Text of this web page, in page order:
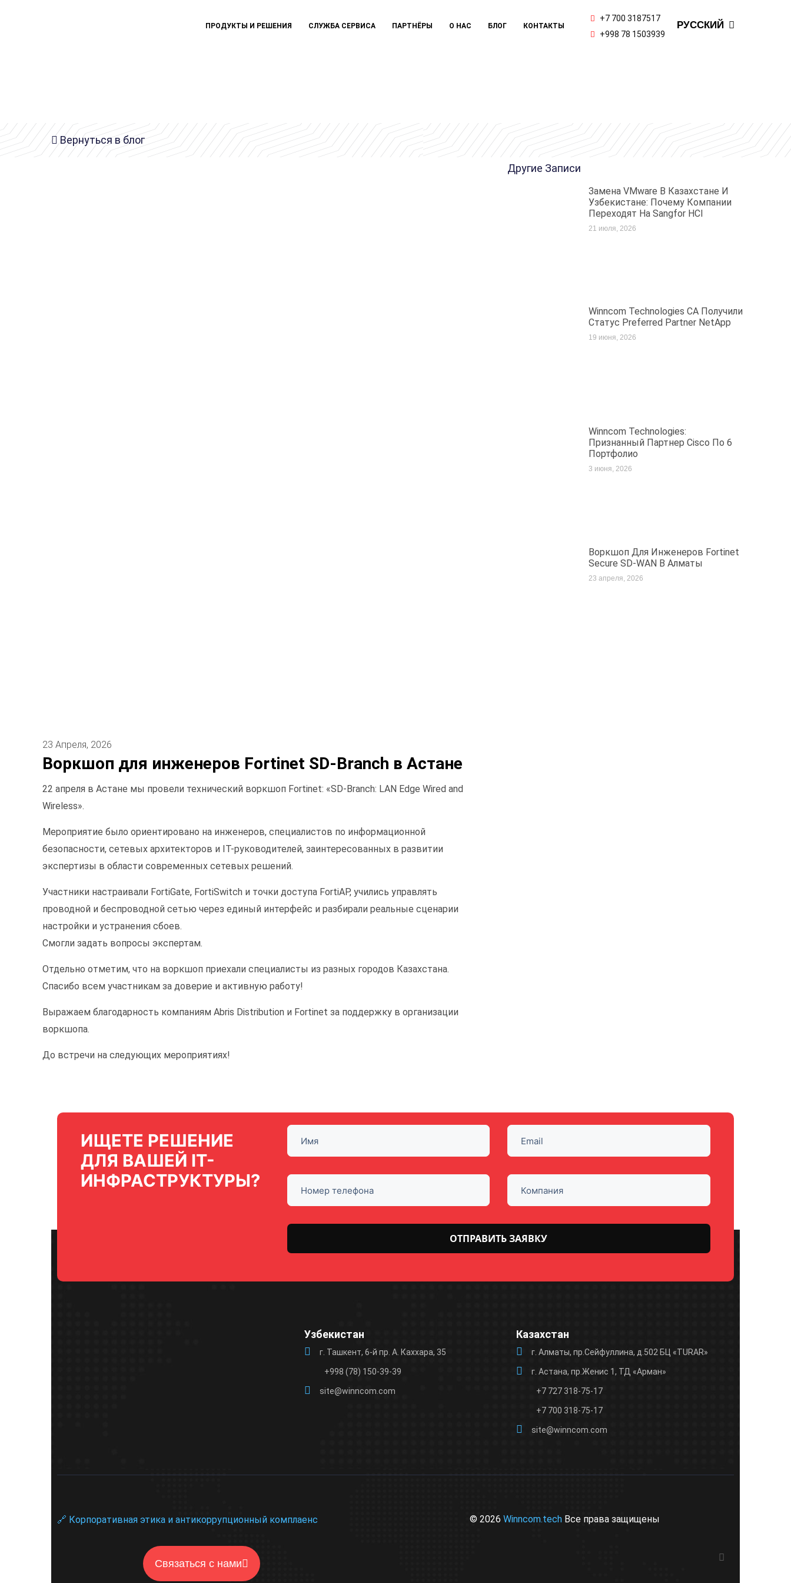
ПРОДУКТЫ И РЕШЕНИЯ СЛУЖБА СЕРВИСА ПАРТНЁРЫ О НАС БЛОГ КОНТАКТЫ
+7 700 3187517
+998 78 1503939
РУССКИЙ
ҚАЗАҚ ТІЛІ
Вернуться в блог
23 Апреля, 2026
Воркшоп для инженеров Fortinet SD-Branch в Астане
22 апреля в Астане мы провели технический воркшоп Fortinet: «SD-Branch: LAN Edge Wired and
Wireless».
Мероприятие было ориентировано на инженеров, специалистов по информационной
безопасности, сетевых архитекторов и IT-руководителей, заинтересованных в развитии
экспертизы в области современных сетевых решений.
Участники настраивали FortiGate, FortiSwitch и точки доступа FortiAP, учились управлять
проводной и беспроводной сетью через единый интерфейс и разбирали реальные сценарии
настройки и устранения сбоев.
Смогли задать вопросы экспертам.
Отдельно отметим, что на воркшоп приехали специалисты из разных городов Казахстана.
Спасибо всем участникам за доверие и активную работу!
Выражаем благодарность компаниям Abris Distribution и Fortinet за поддержку в организации
воркшопа.
До встречи на следующих мероприятиях!
Другие Записи
Замена VMware В Казахстане И
Узбекистане: Почему Компании
Переходят На Sangfor HCI
21 июля, 2026
Winncom Technologies CA Получили
Статус Preferred Partner NetApp
19 июня, 2026
Winncom Technologies:
Признанный Партнер Cisco По 6
Портфолио
3 июня, 2026
Воркшоп Для Инженеров Fortinet
Secure SD-WAN В Алматы
23 апреля, 2026
ИЩЕТЕ РЕШЕНИЕ
ДЛЯ ВАШЕЙ IT-
ИНФРАСТРУКТУРЫ?
Узбекистан
г. Ташкент, 6-й пр. А. Каххара, 35
+998 (78) 150-39-39
site@winncom.com
Казахстан
г. Алматы, пр.Сейфуллина, д.502 БЦ «TURAR»
г. Астана, пр.Женис 1, ТД «Арман»
+7 727 318-75-17
+7 700 318-75-17
site@winncom.com
🔗 Корпоративная этика и антикоррупционный комплаенс © 2026 Winncom.tech Все права защищены
Связаться с нами